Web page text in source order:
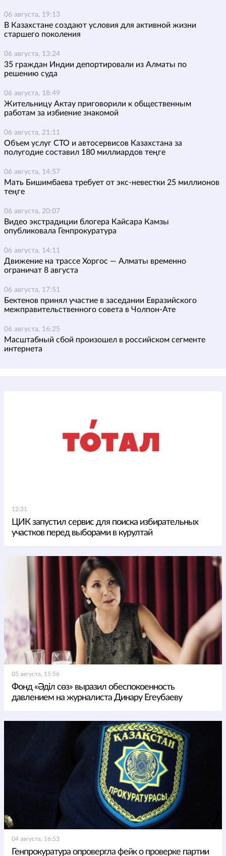
06 августа, 19:13
В Казахстане создают условия для активной жизни
старшего поколения
06 августа, 13:24
35 граждан Индии депортировали из Алматы по
решению суда
06 августа, 18:49
Жительницу Актау приговорили к общественным
работам за избиение знакомой
06 августа, 21:11
Объем услуг СТО и автосервисов Казахстана за
полугодие составил 180 миллиардов теңге
06 августа, 14:57
Мать Бишимбаева требует от экс-невестки 25 миллионов
теңге
06 августа, 20:07
Видео экстрадиции блогера Кайсара Камзы
опубликовала Генпрокуратура
06 августа, 14:11
Движение на трассе Хоргос — Алматы временно
ограничат 8 августа
06 августа, 17:51
Бектенов принял участие в заседании Евразийского
межправительственного совета в Чолпон-Ате
06 августа, 16:25
Масштабный сбой произошел в российском сегменте
интернета
12:31
ЦИК запустил сервис для поиска избирательных
участков перед выборами в курултай
05 августа, 15:56
Фонд «Әділ сөз» выразил обеспокоенность
давлением на журналиста Динару Егеубаеву
04 августа, 16:53
Генпрокуратура опровергла фейк о проверке партии